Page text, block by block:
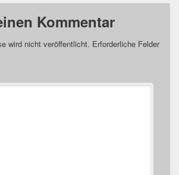
Kommentar
wird nicht veröffentlicht. Erforderliche Felder